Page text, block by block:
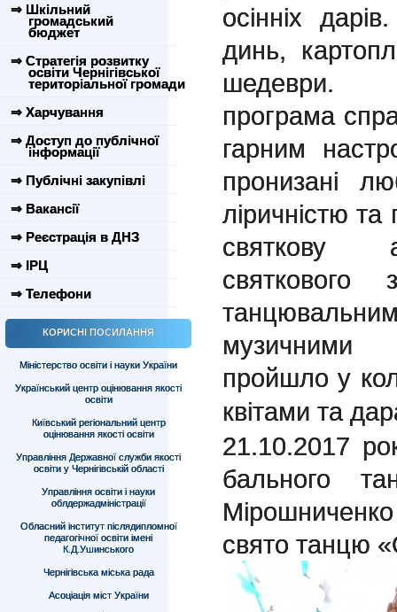
⇒ Шкільний
громадський
бюджет
⇒ Стратегія розвитку
освіти Чернігівської
територіальної громади
⇒ Харчування
⇒ Доступ до публічної
інформації
⇒ Публічні закупівлі
⇒ Вакансії
⇒ Реєстрація в ДНЗ
⇒ ІРЦ
⇒ Телефони
КОРИСНІ ПОСИЛАННЯ
Міністерство освіти і науки України
Український центр оцінювання якості
освіти
Київський регіональний центр
оцінювання якості освіти
Управління Державної служби якості
освіти у Чернігівській області
Управління освіти і науки
облдержадміністрації
Обласний інститут післядипломної
педагогічної освіти імені
К.Д.Ушинського
Чернігівська міська рада
Асоціація міст України
осінніх
динь,
шедеври.
програма
гарним
пронизані
ліричністю
святкову
святкового
музичними
пройшло у
квітами та
21.10.2017
бального
свято танцю